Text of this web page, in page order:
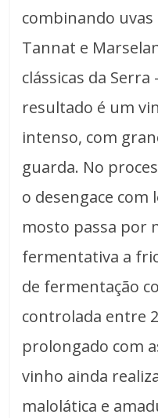
combinando uvas
Tannat e
clássicas da
resultado é um
intenso, com
guarda. No
o desengace com
mosto passa por
fermentativa a
de fermentação
controlada entre
prolongado com
vinho ainda
malolática e